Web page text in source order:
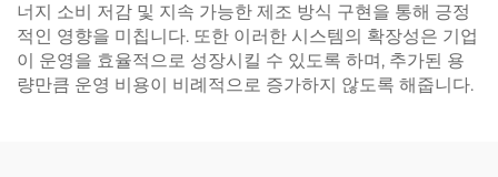
너지 소비 저감 및 지속 가능한 제조 방식 구현을 통해 긍정
적인 영향을 미칩니다. 또한 이러한 시스템의 확장성은 기업
이 운영을 효율적으로 성장시킬 수 있도록 하며, 추가된 용
량만큼 운영 비용이 비례적으로 증가하지 않도록 해줍니다.